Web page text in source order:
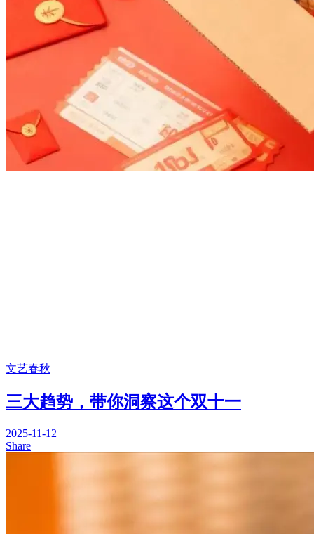
文艺春秋
三大趋势，带你洞察这个双十一
2025-11-12
Share